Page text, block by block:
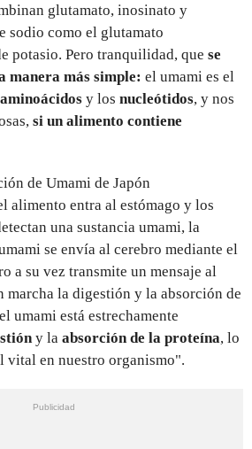
glutamato, inosinato y
sodio como el glutamato
potasio. Pero tranquilidad, que se
manera más simple: el umami es el
aminoácidos y los nucleótidos, y nos
si un alimento contiene
de Umami de Japón
alimento entra al estómago y los
una sustancia umami, la
se envía al cerebro mediante el
a su vez transmite un mensaje al
marcha la digestión y la absorción de
umami está estrechamente
y la absorción de la proteína, lo
vital en nuestro organismo".